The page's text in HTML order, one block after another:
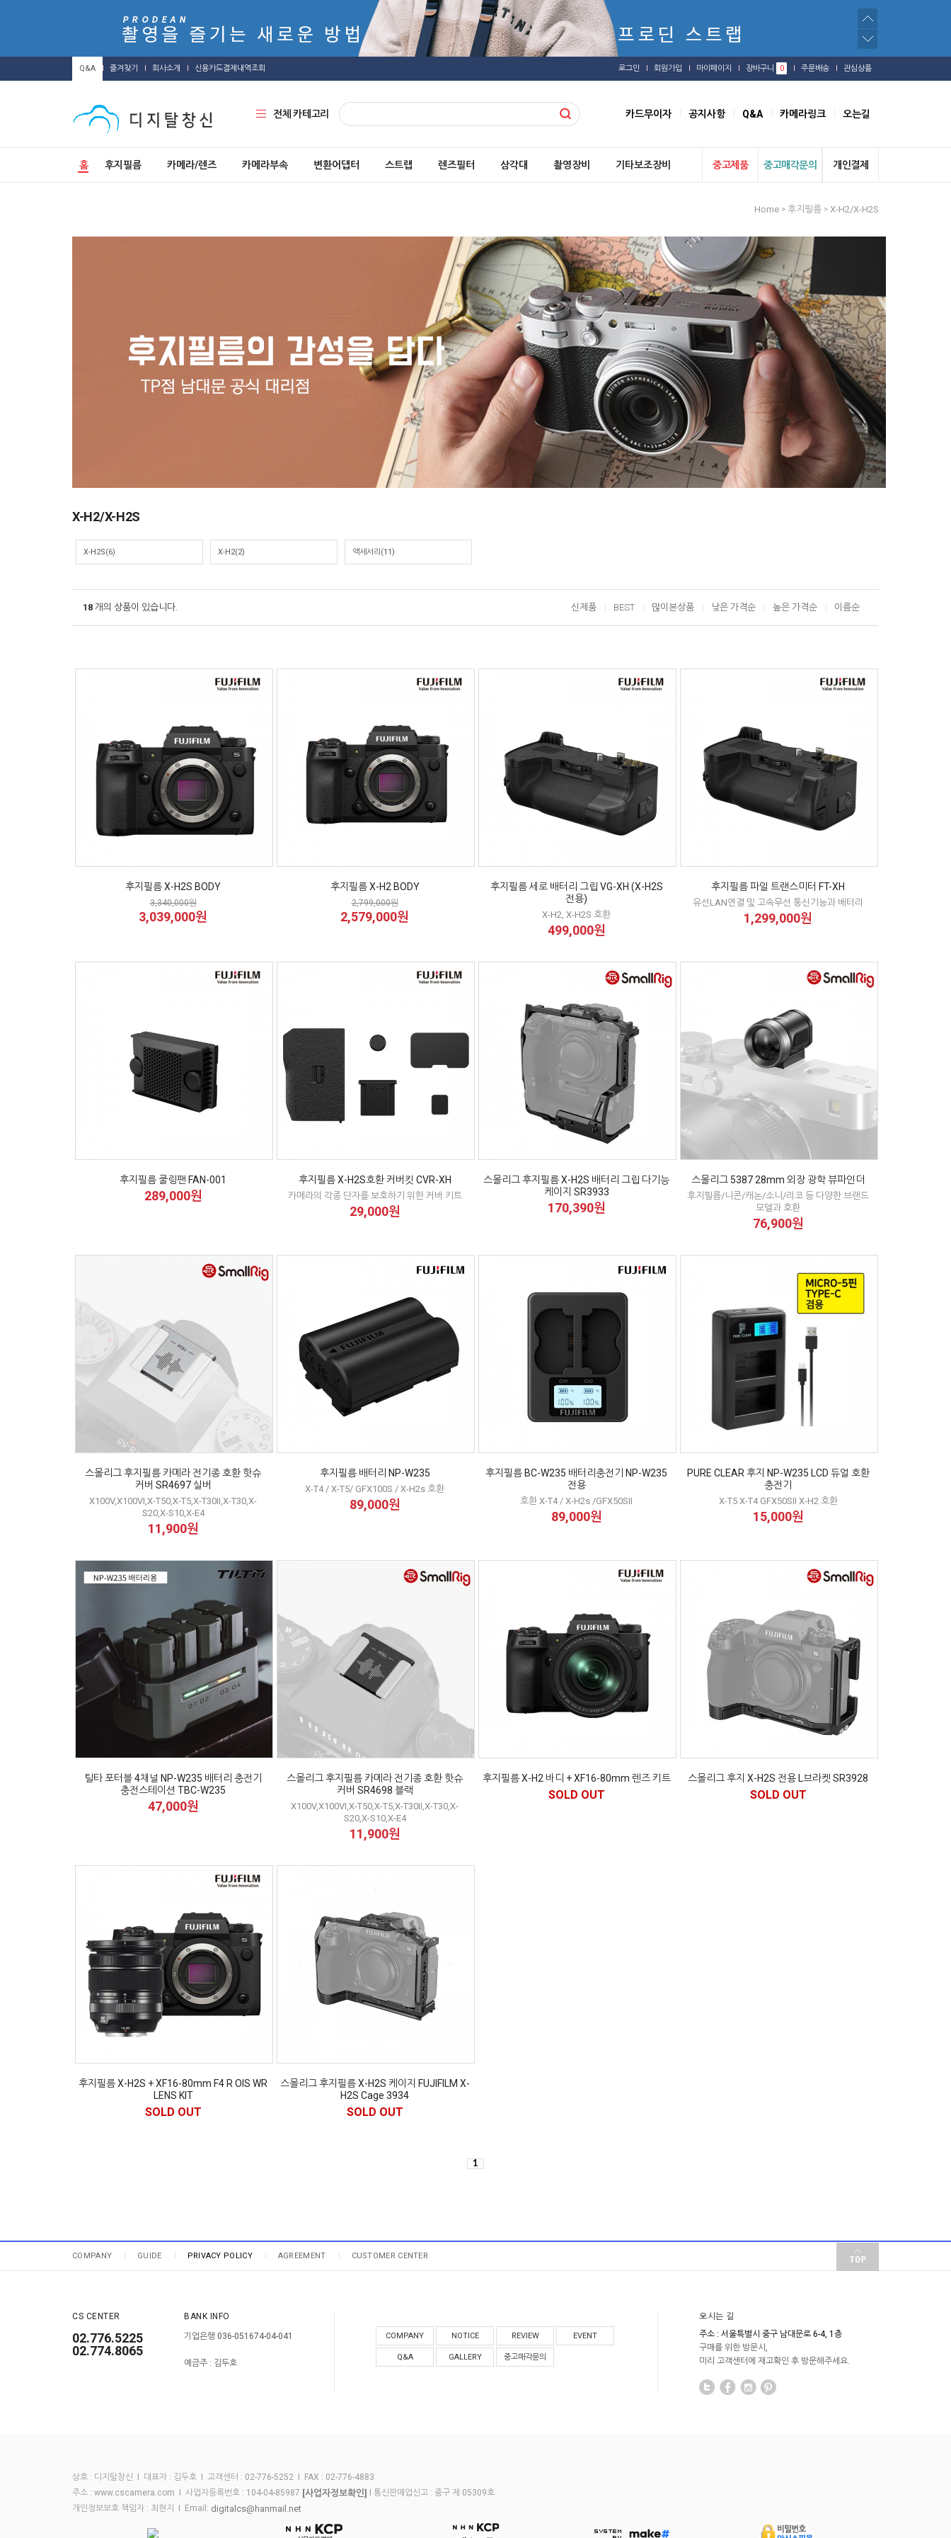
Q&A 즐겨찾기 회사소개 신용카드결제내역조회 로그인 회원가입 마이페이지 장바구니 0 주문배송 관심상품
전체 카테고리 카드무이자 공지사항 Q&A 카메라링크 오는길
홈 후지필름 카메라/렌즈 카메라부속 변환어댑터 스트랩 렌즈필터 삼각대 촬영장비 기타보조장비 중고제품 중고매각문의 개인결제
Home > 후지필름 > X-H2/X-H2S
X-H2/X-H2S
X-H2S(6) X-H2(2) 액세서리 (11)
18 개의 상품이 있습니다. 신제품 BEST 많이본상품 낮은 가격순 높은 가격순 이름순
후지필름 X-H2S BODY
3,340,000원
3,039,000원
후지필름 X-H2 BODY
2,799,000원
2,579,000원
후지필름 세로 배터리 그립 VG-XH (X-H2S
전용)
X-H2, X-H2S 호환
499,000원
후지필름 파일 트랜스미터 FT-XH
유선LAN연결 및 고속무선 통신기능과 배터리
1,299,000원
후지필름 쿨링팬 FAN-001
289,000원
후지필름 X-H2S호환 커버킷 CVR-XH
카메라의 각종 단자를 보호하기 위한 커버 키트
29,000원
스몰리그 후지필름 X-H2S 배터리 그립 다기능
케이지 SR3933
170,390원
스몰리그 5387 28mm 외장 광학 뷰파인더
후지필름/니콘/캐논/소니/리코 등 다양한 브랜드
모델과 호환
76,900원
스몰리그 후지필름 카메라 전기종 호환 핫슈
커버 SR4697 실버
X100V,X100VI,X-T50,X-T5,X-T30II,X-T30,X-
S20,X-S10,X-E4
11,900원
후지필름 배터리 NP-W235
X-T4 / X-T5/ GFX100S / X-H2s 호환
89,000원
후지필름 BC-W235 배터리충전기 NP-W235
전용
호환 X-T4 / X-H2s /GFX50SII
89,000원
PURE CLEAR 후지 NP-W235 LCD 듀얼 호환
충전기
X-T5 X-T4 GFX50SII X-H2 호환
15,000원
틸타 포터블 4채널 NP-W235 배터리 충전기
충전스테이션 TBC-W235
47,000원
스몰리그 후지필름 카메라 전기종 호환 핫슈
커버 SR4698 블랙
X100V,X100VI,X-T50,X-T5,X-T30II,X-T30,X-
S20,X-S10,X-E4
11,900원
후지필름 X-H2 바디 + XF16-80mm 렌즈 키트
SOLD OUT
스몰리그 후지 X-H2S 전용 L브라켓 SR3928
SOLD OUT
후지필름 X-H2S + XF16-80mm F4 R OIS WR
LENS KIT
SOLD OUT
스몰리그 후지필름 X-H2S 케이지 FUJIFILM X-
H2S Cage 3934
SOLD OUT
1
COMPANY GUIDE PRIVACY POLICY AGREEMENT CUSTOMER CENTER
CS CENTER
02.776.5225
02.774.8065
BANK INFO
기업은행 036-051674-04-041
예금주 : 김두호
COMPANY NOTICE REVIEW EVENT
Q&A GALLERY 중고매각문의
오시는 길
주소 : 서울특별시 중구 남대문로 6-4, 1층
구매를 위한 방문시,
미리 고객센터에 재고확인 후 방문해주세요.
상호 : 디지탈창신 I 대표자 : 김두호 I 고객센터 : 02-776-5252 I FAX : 02-776-4883
주소 : www.cscamera.com I 사업자등록번호 : 104-04-85987 [사업자정보확인]
I 통신판매업신고 : 중구 제 05309호
개인정보보호 책임자 : 최현지 I Email: digitalcs@hanmail.net